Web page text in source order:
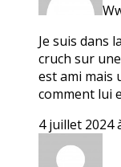
Je suis dans
cruch sur
est ami mais
comment lui
4 juillet 2024